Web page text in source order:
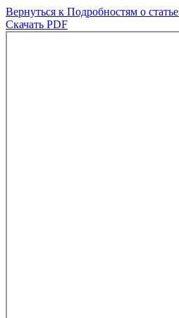
Вернуться к Подробностям о статье
Скачать PDF